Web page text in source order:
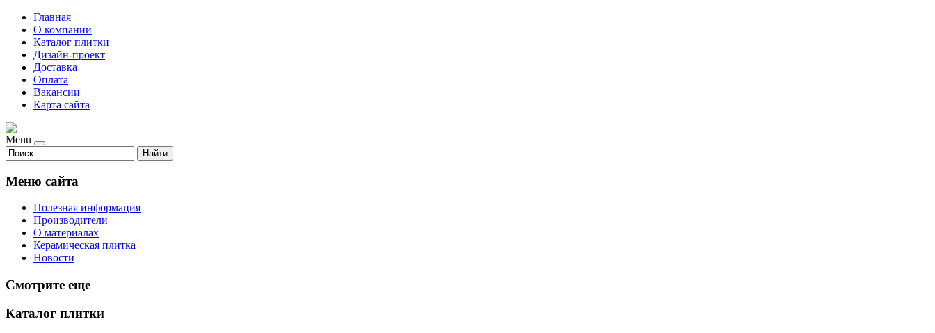
Главная
О компании
Каталог плитки
Дизайн-проект
Доставка
Оплата
Вакансии
Карта сайта
Menu
Найти
Меню сайта
Полезная информация
Производители
О материалах
Керамическая плитка
Новости
Смотрите еще
Каталог плитки